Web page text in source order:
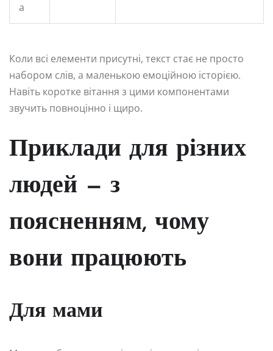
а
Коли всі елементи присутні, текст стає не просто
набором слів, а маленькою емоційною історією.
Навіть коротке вітання з цими компонентами
звучить повноцінно і щиро.
Приклади для різних
людей — з
поясненням, чому
вони працюють
Для мами